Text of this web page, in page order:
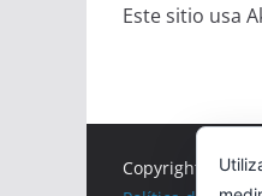
Este sitio usa
Copyright ©